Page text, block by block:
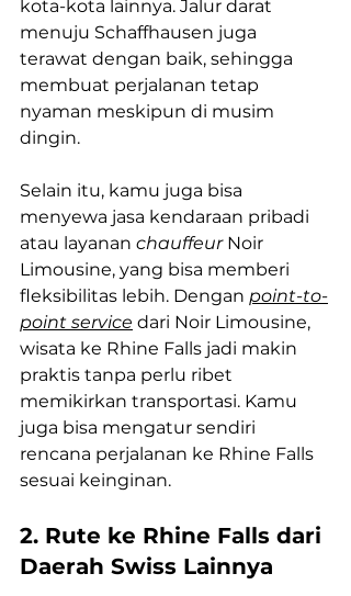
kota-kota lainnya. Jalur darat
menuju Schaffhausen juga
terawat dengan baik, sehingga
membuat perjalanan tetap
nyaman meskipun di musim
dingin.
Selain itu, kamu juga bisa
menyewa jasa kendaraan pribadi
atau layanan chauffeur Noir
Limousine, yang bisa memberi
fleksibilitas lebih. Dengan point-to-
point service dari Noir Limousine,
wisata ke Rhine Falls jadi makin
praktis tanpa perlu ribet
memikirkan transportasi. Kamu
juga bisa mengatur sendiri
rencana perjalanan ke Rhine Falls
sesuai keinginan.
2. Rute ke Rhine Falls dari
Daerah Swiss Lainnya